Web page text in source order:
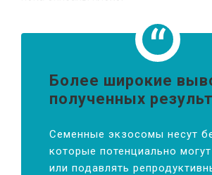
Более широкие
полученных
Семенные экзосомы несут
которые потенциально
или подавлять